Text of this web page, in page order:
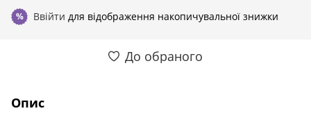
% Ввійти для відображення накопичувальної знижки
До обраного
Опис